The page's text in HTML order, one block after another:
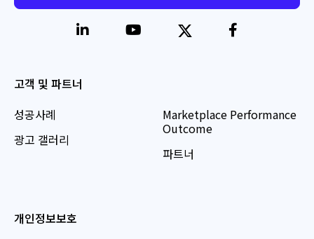
고객 및 파트너
성공사례
광고 갤러리
Marketplace Performance
Outcome
파트너
개인정보보호